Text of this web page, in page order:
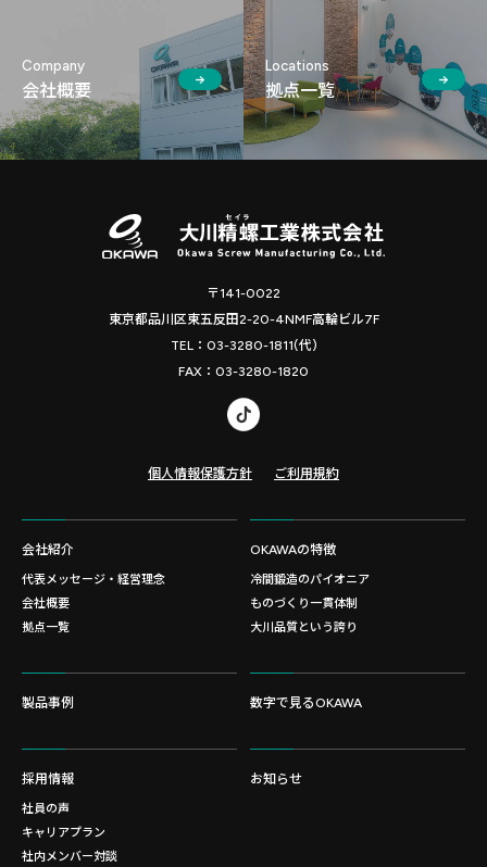
Company
会社概要
Locations
拠点⼀覧
〒141-0022
東京都品川区東五反田2-20-4NMF高輪ビル7F
TEL：03-3280-1811(代)
FAX：03-3280-1820
個人情報保護方針 ご利用規約
会社紹介
代表メッセージ・経営理念
会社概要
拠点一覧
OKAWAの特徴
冷間鍛造のパイオニア
ものづくり一貫体制
大川品質という誇り
製品事例 数字で見るOKAWA
採用情報
社員の声
キャリアプラン
社内メンバー対談
お知らせ